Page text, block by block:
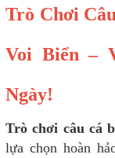
Trò Chơi
Voi Biển –
Ngày!
Trò chơi câu cá
lựa chọn hoàn